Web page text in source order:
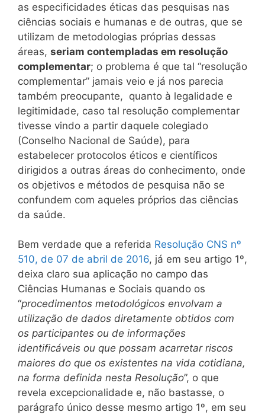
as especificidades éticas das pesquisas nas
ciências sociais e humanas e de outras, que se
utilizam de metodologias próprias dessas
áreas, seriam contempladas em resolução
complementar; o problema é que tal “resolução
complementar” jamais veio e já nos parecia
também preocupante, quanto à legalidade e
legitimidade, caso tal resolução complementar
tivesse vindo a partir daquele colegiado
(Conselho Nacional de Saúde), para
estabelecer protocolos éticos e científicos
dirigidos a outras áreas do conhecimento, onde
os objetivos e métodos de pesquisa não se
confundem com aqueles próprios das ciências
da saúde.
Bem verdade que a referida Resolução CNS nº
510, de 07 de abril de 2016, já em seu artigo 1º,
deixa claro sua aplicação no campo das
Ciências Humanas e Sociais quando os
“procedimentos metodológicos envolvam a
utilização de dados diretamente obtidos com
os participantes ou de informações
identificáveis ou que possam acarretar riscos
maiores do que os existentes na vida cotidiana,
na forma definida nesta Resolução”, o que
revela excepcionalidade e, não bastasse, o
parágrafo único desse mesmo artigo 1º, em seu